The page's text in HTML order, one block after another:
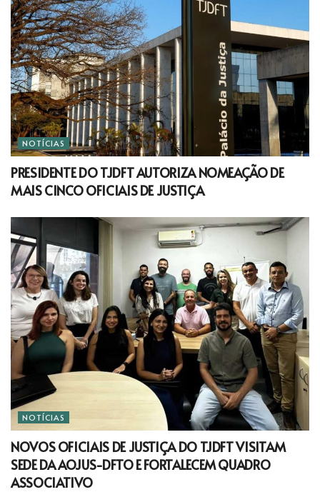
NOTÍCIAS
PRESIDENTE DO TJDFT AUTORIZA NOMEAÇÃO DE
MAIS CINCO OFICIAIS DE JUSTIÇA
NOTÍCIAS
NOVOS OFICIAIS DE JUSTIÇA DO TJDFT VISITAM
SEDE DA AOJUS-DFTO E FORTALECEM QUADRO
ASSOCIATIVO